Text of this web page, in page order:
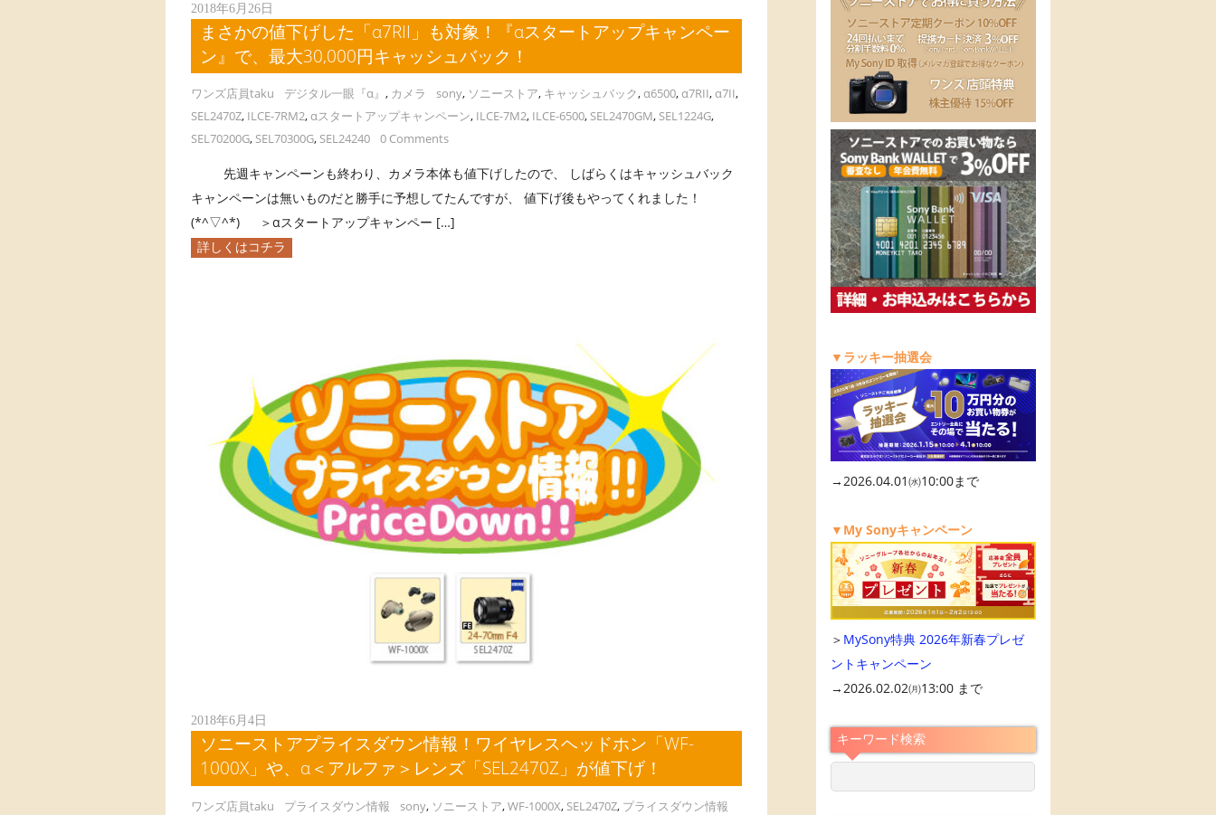
2018年6月26日
まさかの値下げした「α7RII」も対象！『αスタートアップキャンペー
ン』で、最大30,000円キャッシュバック！
ワンズ店員taku デジタル一眼『α』 , カメラ sony, ソニーストア, キャッシュバック,α6500,α7RII,α7II,
SEL2470Z, ILCE-7RM2,αスタートアップキャンペーン, ILCE-7M2, ILCE-6500, SEL2470GM, SEL1224G,
SEL70200G, SEL70300G, SEL24240 0 Comments
先週キャンペーンも終わり、カメラ本体も値下げしたので、 しばらくはキャッシュバック
キャンペーンは無いものだと勝手に予想してたんですが、 値下げ後もやってくれました！
(*^▽^*) ＞αスタートアップキャンペー […]
詳しくはコチラ
2018年6月4日
ソニーストアプライスダウン情報！ワイヤレスヘッドホン「WF-
1000X」や、α＜アルファ＞レンズ「SEL2470Z」が値下げ！
ワンズ店員taku プライスダウン情報 sony, ソニーストア,WF-1000X, SEL2470Z, プライスダウン情報
▼ラッキー抽選会
→2026.04.01㈬10:00まで
▼My Sonyキャンペーン
＞ MySony特典 2026年新春プレゼ
ントキャンペーン
→2026.02.02㈪13:00 まで
キーワード検索